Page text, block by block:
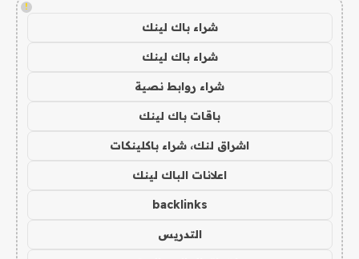
!
شراء باك لينك
شراء باك لينك
شراء روابط نصية
باقات باك لينك
اشراق لنك، شراء باكلينكات
اعلانات الباك لينك
backlinks
التدريس